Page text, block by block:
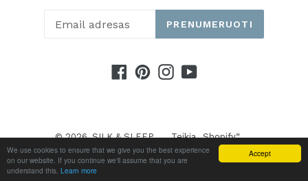
Accept
We use cookies to ensure that we give you the best experience
on our website. If you continue we'll assume that you are
understand this. Learn more
PRENUMERUOTI
Facebook
PinterestInstagram
YouTube
© 2026,SILK & SLEEP Teikia „Shopify“